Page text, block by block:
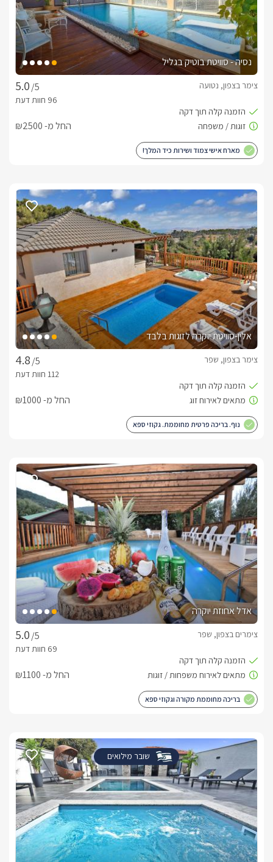
נסיה - סוויטת בוטיק בגליל
/5
צימר בצפון, נטועה
החל מ- ₪2500
מארח אישי צמוד ושירות כיד המלך!
אלין-סוויטת יוקרה לזוגות בלבד
/5
צימר בצפון, שפר
החל מ- ₪1000
נוף. בריכה פרטית מחוממת. גקוזי ספא
אדל אחוזת יוקרה
/5
צימרים בצפון, שפר
החל מ- ₪1100
בריכה מחוממת מקורה וגקוזי ספא
שובר מילואים